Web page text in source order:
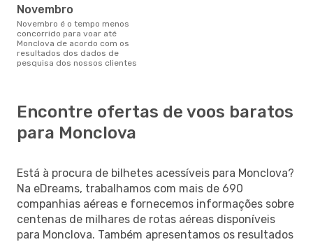
novembro
novembro é o tempo menos
concorrido para voar até
Monclova de acordo com os
resultados dos dados de
pesquisa dos nossos clientes
Encontre ofertas de voos baratos
para Monclova
Está à procura de bilhetes acessíveis para Monclova?
Na eDreams, trabalhamos com mais de 690
companhias aéreas e fornecemos informações sobre
centenas de milhares de rotas aéreas disponíveis
para Monclova. Também apresentamos os resultados